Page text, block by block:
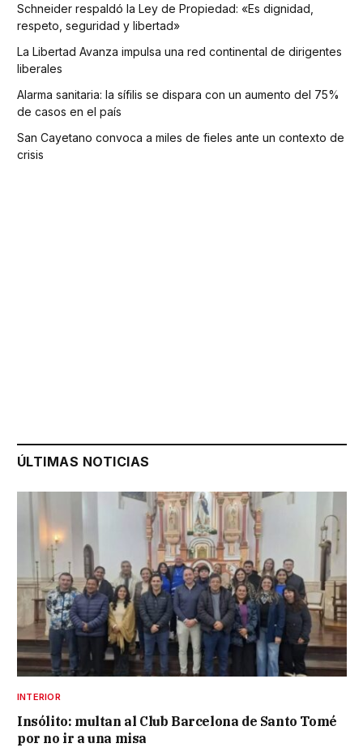
Schneider respaldó la Ley de Propiedad: «Es dignidad,
respeto, seguridad y libertad»
La Libertad Avanza impulsa una red continental de dirigentes
liberales
Alarma sanitaria: la sífilis se dispara con un aumento del 75%
de casos en el país
San Cayetano convoca a miles de fieles ante un contexto de
crisis
ÚLTIMAS NOTICIAS
INTERIOR
Insólito: multan al Club Barcelona de Santo Tomé
por no ir a una misa